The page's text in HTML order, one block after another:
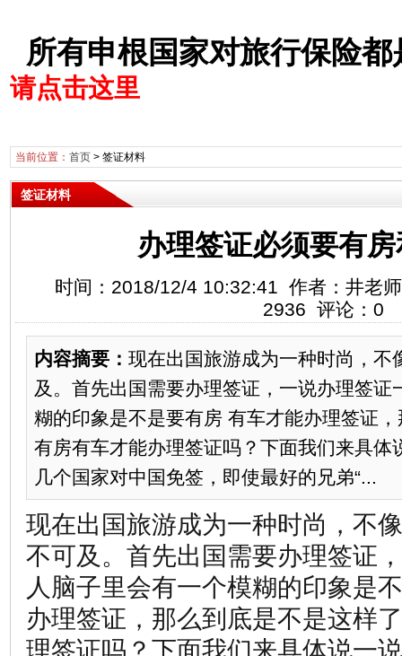
所有申根国家对旅行保险
请点击这里
当前位置： 首页> 签证材料
签证材料
办理签证必须要有
时间：2018/12/4 10:32:41 作者：井老
2936 评论：0
内容摘要： 现在出国旅游成为一种时尚，不
及。首先出国需要办理签证，一说办理签证
糊的印象是不是要有房 有车才能办理签证
有房有车才能办理签证吗？下面我们来具体
几个国家对中国免签，即使最好的兄弟“...
现在出国旅游成为一种时尚，不
不可及。首先出国需要办理签证
人脑子里会有一个模糊的印象是
办理签证，那么到底是不是这样
理签证吗？下面我们来具体说一